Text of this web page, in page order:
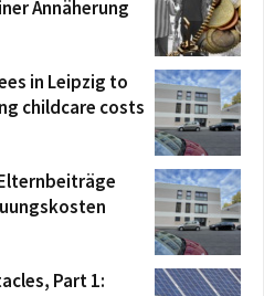
Annäherung
in Leipzig to
childcare costs
Part 1: